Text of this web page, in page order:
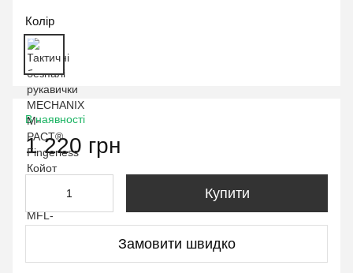
Колір
В наявності
1 220 грн
Купити
Замовити швидко